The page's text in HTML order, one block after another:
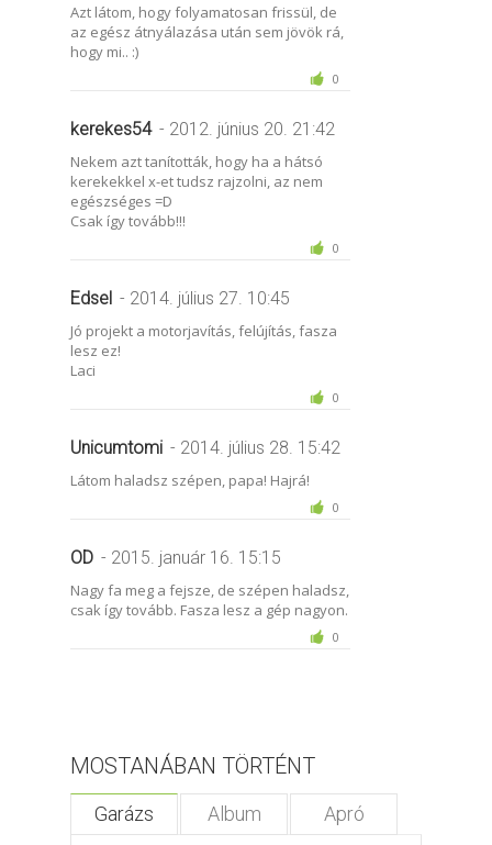
Azt látom, hogy folyamatosan frissül, de
az egész átnyálazása után sem jövök rá,
hogy mi.. :)
0
kerekes54 - 2012. június 20. 21:42
Nekem azt tanították, hogy ha a hátsó
kerekekkel x-et tudsz rajzolni, az nem
egészséges =D
Csak így tovább!!!
0
Edsel - 2014. július 27. 10:45
Jó projekt a motorjavítás, felújítás, fasza
lesz ez!
Laci
0
Unicumtomi - 2014. július 28. 15:42
Látom haladsz szépen, papa! Hajrá!
0
OD - 2015. január 16. 15:15
Nagy fa meg a fejsze, de szépen haladsz,
csak így tovább. Fasza lesz a gép nagyon.
0
MOSTANÁBAN TÖRTÉNT
Garázs Album Apró